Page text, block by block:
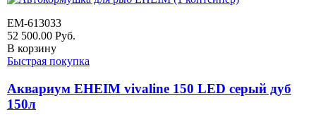
EM-613033
52 500.00 Руб.
В корзину
Быстрая покупка
Аквариум EHEIM vivaline 150 LED серый дуб
150л